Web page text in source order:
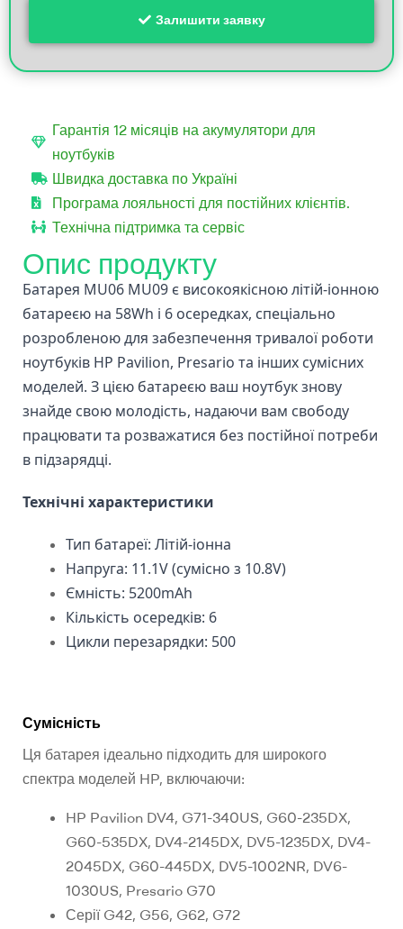
Залишити заявку
Гарантія 12 місяців на акумулятори для
ноутбуків
Швидка доставка по Україні
Програма лояльності для постійних клієнтів.
Технічна підтримка та сервіс
Опис продукту
Батарея MU06 MU09 є високоякісною літій-іонною
батареєю на 58Wh і 6 осередках, спеціально
розробленою для забезпечення тривалої роботи
ноутбуків HP Pavilion, Presario та інших сумісних
моделей. З цією батареєю ваш ноутбук знову
знайде свою молодість, надаючи вам свободу
працювати та розважатися без постійної потреби
в підзарядці.
Технічні характеристики
Тип батареї: Літій-іонна
Напруга: 11.1V (сумісно з 10.8V)
Ємність: 5200mAh
Кількість осередків: 6
Цикли перезарядки: 500
Сумісність
Ця батарея ідеально підходить для широкого
спектра моделей HP, включаючи:
HP Pavilion DV4, G71-340US, G60-235DX,
G60-535DX, DV4-2145DX, DV5-1235DX, DV4-
2045DX, G60-445DX, DV5-1002NR, DV6-
1030US, Presario G70
Серії G42, G56, G62, G72